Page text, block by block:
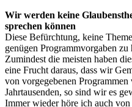
Wir werden keine
sprechen können
Diese Befürchtung, keine
genügen Programmvorgaben
Zumindest die meisten haben
eine Frucht daraus, dass wir
von vorgegebenen
Jahrtausenden, so sind wir es
Immer wieder höre ich auch